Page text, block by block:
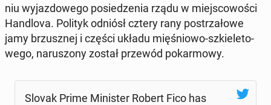
niu wy­jaz­do­we­go po­sie­dze­nia rządu w miej­sco­wo­ści
Han­dlo­va. Polityk odniósł cztery rany po­strza­ło­we
jamy brzusz­nej i części układu mię­śnio­wo-szkie­le­to­
we­go, na­ru­szo­ny został przewód po­kar­mo­wy.
Slovak Prime Mi­ni­ster Robert Fico has